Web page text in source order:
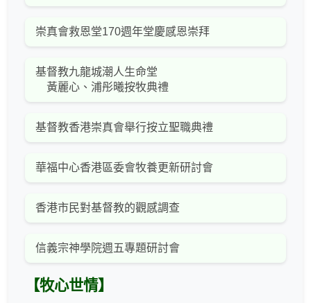
崇真會救恩堂170週年堂慶感恩崇拜
基督教九龍城潮人生命堂
黃麗心、浦彤曦按牧典禮
基督教香港崇真會舉行按立聖職典禮
華福中心香港區委會牧養更新研討會
香港市民對基督教的觀感調查
信義宗神學院週五專題研討會
【牧心世情】